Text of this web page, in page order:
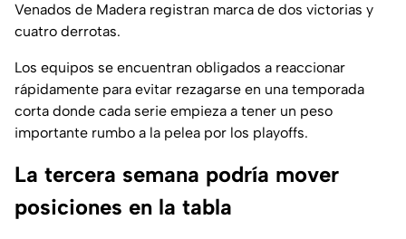
Venados de Madera registran marca de dos victorias y
cuatro derrotas.
Los equipos se encuentran obligados a reaccionar
rápidamente para evitar rezagarse en una temporada
corta donde cada serie empieza a tener un peso
importante rumbo a la pelea por los playoffs.
La tercera semana podría mover
posiciones en la tabla